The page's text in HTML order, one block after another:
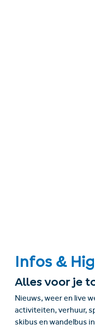
Infos &
Alles voor je
Nieuws, weer en live
activiteiten, verhuur,
skibus en wandelbus